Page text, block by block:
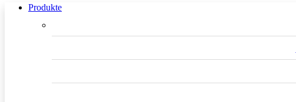
Produkte